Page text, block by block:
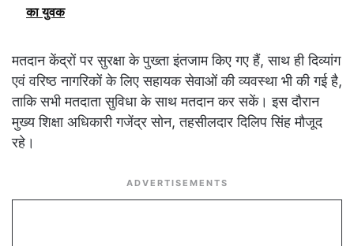
का युवक
मतदान केंद्रों पर सुरक्षा के पुख्ता इंतजाम किए गए हैं, साथ ही दिव्यांग
एवं वरिष्ठ नागरिकों के लिए सहायक सेवाओं की व्यवस्था भी की गई है,
ताकि सभी मतदाता सुविधा के साथ मतदान कर सकें। इस दौरान
मुख्य शिक्षा अधिकारी गजेंद्र सोन, तहसीलदार दिलिप सिंह मौजूद
रहे।
ADVERTISEMENTS